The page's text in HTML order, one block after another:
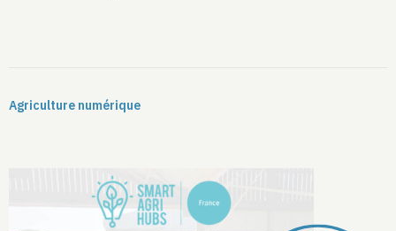
Agriculture numérique